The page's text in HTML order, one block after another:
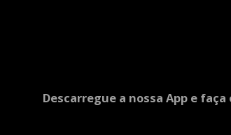
Descarregue a nossa App e